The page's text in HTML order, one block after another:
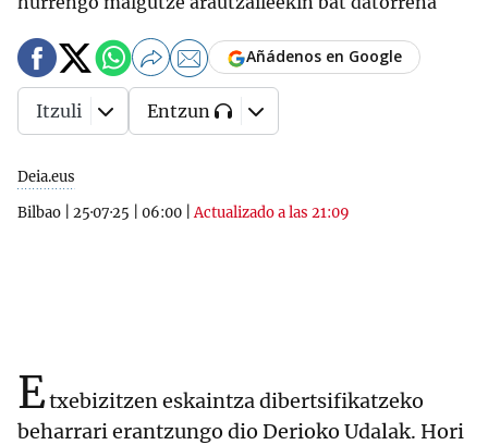
Deia.eus
Bilbao
25·07·25 06:00 |Actualizado a las 21:09
Añádenos en Google
Itzuli Entzun
Etxebizitzen eskaintza dibertsifikatzeko
beharrari erantzungo dio Derioko Udalak. Hori